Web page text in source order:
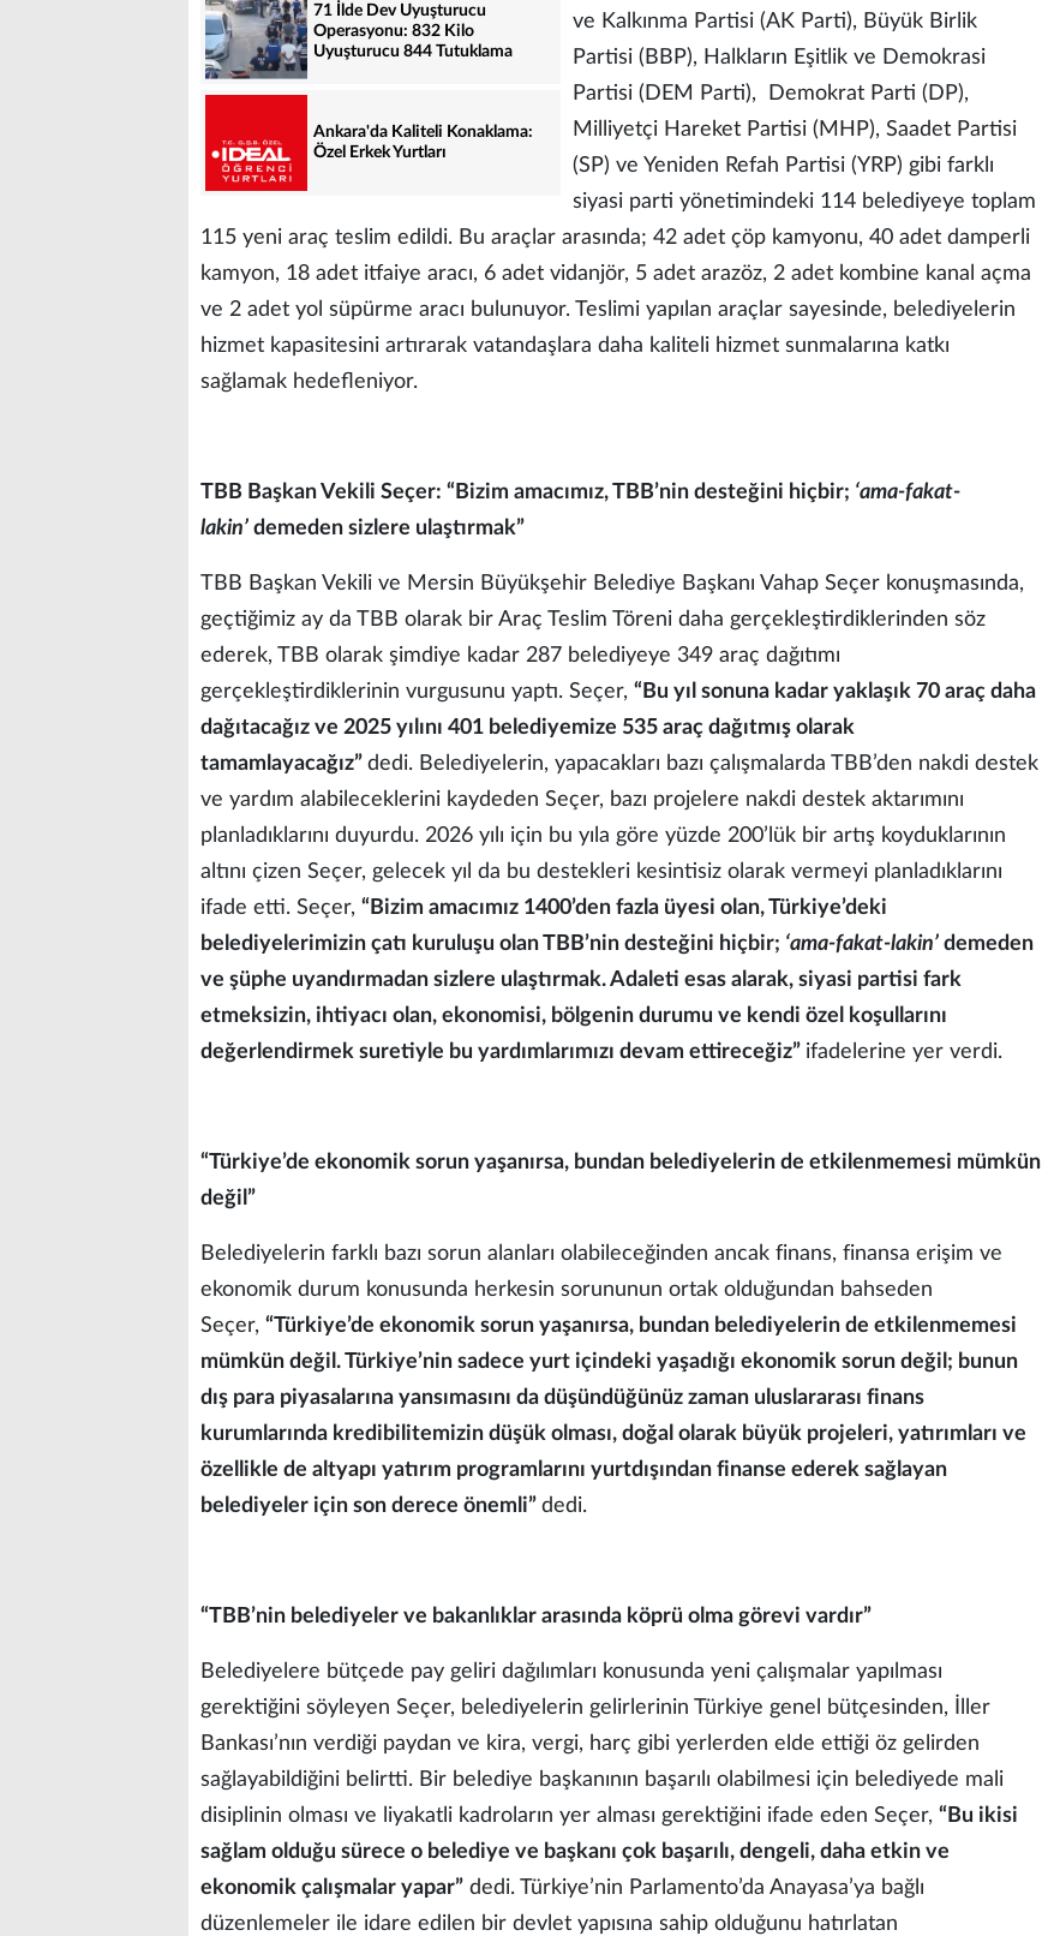
71 İlde Dev Uyuşturucu
Operasyonu: 832 Kilo
Uyuşturucu 844 Tutuklama
Ankara'da Kaliteli Konaklama:
Özel Erkek Yurtları
ve Kalkınma Partisi (AK Parti), Büyük Birlik
Partisi (BBP), Halkların Eşitlik ve Demokrasi
Partisi (DEM Parti), Demokrat Parti (DP),
Milliyetçi Hareket Partisi (MHP), Saadet Partisi
(SP) ve Yeniden Refah Partisi (YRP) gibi farklı
siyasi parti yönetimindeki 114 belediyeye toplam
115 yeni araç teslim edildi. Bu araçlar arasında; 42 adet çöp kamyonu, 40 adet damperli
kamyon, 18 adet itfaiye aracı, 6 adet vidanjör, 5 adet arazöz, 2 adet kombine kanal açma
ve 2 adet yol süpürme aracı bulunuyor. Teslimi yapılan araçlar sayesinde, belediyelerin
hizmet kapasitesini artırarak vatandaşlara daha kaliteli hizmet sunmalarına katkı
sağlamak hedefleniyor.
TBB Başkan Vekili Seçer: “Bizim amacımız, TBB’nin desteğini hiçbir; ‘ama-fakat-
lakin’ demeden sizlere ulaştırmak”
TBB Başkan Vekili ve Mersin Büyükşehir Belediye Başkanı Vahap Seçer konuşmasında,
geçtiğimiz ay da TBB olarak bir Araç Teslim Töreni daha gerçekleştirdiklerinden söz
ederek, TBB olarak şimdiye kadar 287 belediyeye 349 araç dağıtımı
gerçekleştirdiklerinin vurgusunu yaptı. Seçer, “Bu yıl sonuna kadar yaklaşık 70 araç daha
dağıtacağız ve 2025 yılını 401 belediyemize 535 araç dağıtmış olarak
tamamlayacağız” dedi. Belediyelerin, yapacakları bazı çalışmalarda TBB’den nakdi destek
ve yardım alabileceklerini kaydeden Seçer, bazı projelere nakdi destek aktarımını
planladıklarını duyurdu. 2026 yılı için bu yıla göre yüzde 200’lük bir artış koyduklarının
altını çizen Seçer, gelecek yıl da bu destekleri kesintisiz olarak vermeyi planladıklarını
ifade etti. Seçer, “Bizim amacımız 1400’den fazla üyesi olan, Türkiye’deki
belediyelerimizin çatı kuruluşu olan TBB’nin desteğini hiçbir; ‘ama-fakat-lakin’ demeden
ve şüphe uyandırmadan sizlere ulaştırmak. Adaleti esas alarak, siyasi partisi fark
etmeksizin, ihtiyacı olan, ekonomisi, bölgenin durumu ve kendi özel koşullarını
değerlendirmek suretiyle bu yardımlarımızı devam ettireceğiz” ifadelerine yer verdi.
“Türkiye’de ekonomik sorun yaşanırsa, bundan belediyelerin de etkilenmemesi mümkün
değil”
Belediyelerin farklı bazı sorun alanları olabileceğinden ancak finans, finansa erişim ve
ekonomik durum konusunda herkesin sorununun ortak olduğundan bahseden
Seçer, “Türkiye’de ekonomik sorun yaşanırsa, bundan belediyelerin de etkilenmemesi
mümkün değil. Türkiye’nin sadece yurt içindeki yaşadığı ekonomik sorun değil; bunun
dış para piyasalarına yansımasını da düşündüğünüz zaman uluslararası finans
kurumlarında kredibilitemizin düşük olması, doğal olarak büyük projeleri, yatırımları ve
özellikle de altyapı yatırım programlarını yurtdışından finanse ederek sağlayan
belediyeler için son derece önemli” dedi.
“TBB’nin belediyeler ve bakanlıklar arasında köprü olma görevi vardır”
Belediyelere bütçede pay geliri dağılımları konusunda yeni çalışmalar yapılması
gerektiğini söyleyen Seçer, belediyelerin gelirlerinin Türkiye genel bütçesinden, İller
Bankası’nın verdiği paydan ve kira, vergi, harç gibi yerlerden elde ettiği öz gelirden
sağlayabildiğini belirtti. Bir belediye başkanının başarılı olabilmesi için belediyede mali
disiplinin olması ve liyakatli kadroların yer alması gerektiğini ifade eden Seçer, “Bu ikisi
sağlam olduğu sürece o belediye ve başkanı çok başarılı, dengeli, daha etkin ve
ekonomik çalışmalar yapar” dedi. Türkiye’nin Parlamento’da Anayasa’ya bağlı
düzenlemeler ile idare edilen bir devlet yapısına sahip olduğunu hatırlatan